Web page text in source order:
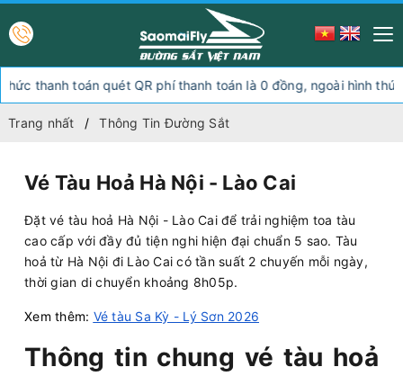
QR phí thanh toán là 0 đồng, ngoài hình thức thanh toán
Trang nhất Thông Tin Đường Sắt
Vé Tàu Hoả Hà Nội - Lào Cai
Đặt vé tàu hoả Hà Nội - Lào Cai để trải nghiệm toa tàu
cao cấp với đầy đủ tiện nghi hiện đại chuẩn 5 sao. Tàu
hoả từ Hà Nội đi Lào Cai có tần suất 2 chuyến mỗi ngày,
thời gian di chuyển khoảng 8h05p.
Xem thêm: Vé tàu Sa Kỳ - Lý Sơn 2026
Thông tin chung vé tàu hoả